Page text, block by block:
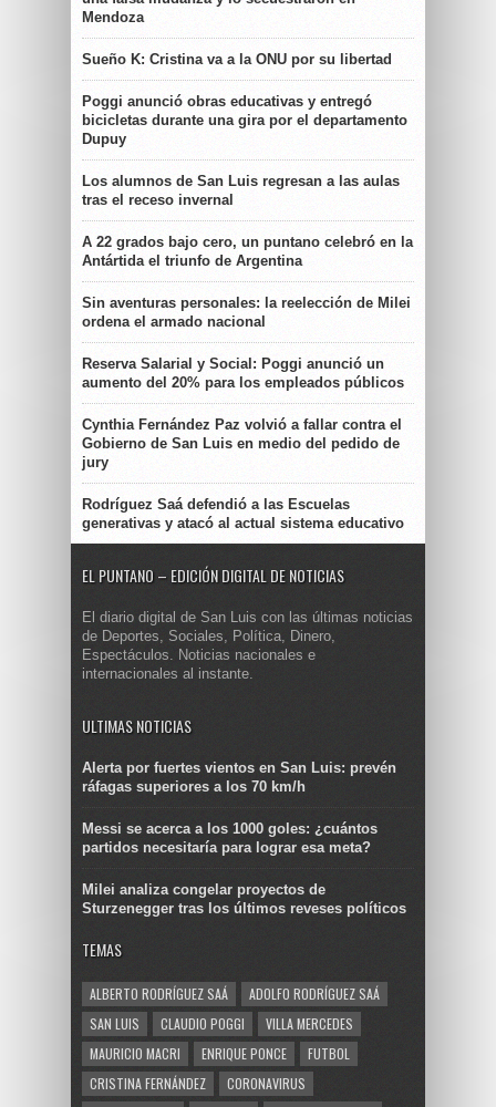
Mendoza
Sueño K: Cristina va a la ONU por su libertad
Poggi anunció obras educativas y entregó
bicicletas durante una gira por el departamento
Dupuy
Los alumnos de San Luis regresan a las aulas
tras el receso invernal
A 22 grados bajo cero, un puntano celebró en la
Antártida el triunfo de Argentina
Sin aventuras personales: la reelección de Milei
ordena el armado nacional
Reserva Salarial y Social: Poggi anunció un
aumento del 20% para los empleados públicos
Cynthia Fernández Paz volvió a fallar contra el
Gobierno de San Luis en medio del pedido de
jury
Rodríguez Saá defendió a las Escuelas
generativas y atacó al actual sistema educativo
EL PUNTANO – EDICIÓN DIGITAL DE NOTICIAS
El diario digital de San Luis con las últimas noticias
de Deportes, Sociales, Política, Dinero,
Espectáculos. Noticias nacionales e
internacionales al instante.
ULTIMAS NOTICIAS
Alerta por fuertes vientos en San Luis: prevén
ráfagas superiores a los 70 km/h
Messi se acerca a los 1000 goles: ¿cuántos
partidos necesitaría para lograr esa meta?
Milei analiza congelar proyectos de
Sturzenegger tras los últimos reveses políticos
TEMAS
ALBERTO RODRÍGUEZ SAÁ
ADOLFO RODRÍGUEZ SAÁ
SAN LUIS
CLAUDIO POGGI
VILLA MERCEDES
MAURICIO MACRI
ENRIQUE PONCE
FUTBOL
CRISTINA FERNÁNDEZ
CORONAVIRUS